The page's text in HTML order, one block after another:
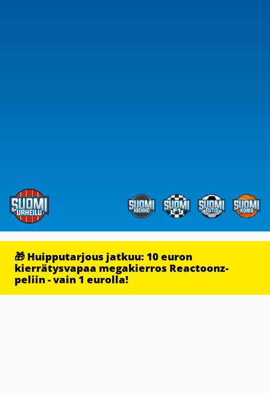
🎁 Huipputarjous jatkuu: 10 euron
kierrätysvapaa megakierros Reactoonz-
peliin - vain 1 eurolla!